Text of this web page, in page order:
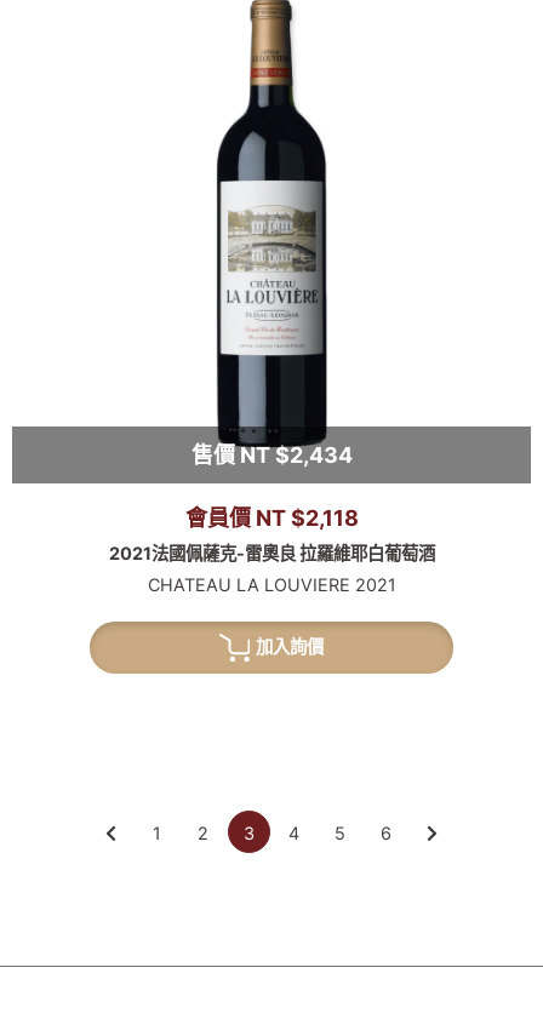
售價 NT $2,434
會員價 NT $2,118
2021法國佩薩克-雷奧良 拉羅維耶白葡萄酒
CHATEAU LA LOUVIERE 2021
加入詢價
1 2 3 4 5 6